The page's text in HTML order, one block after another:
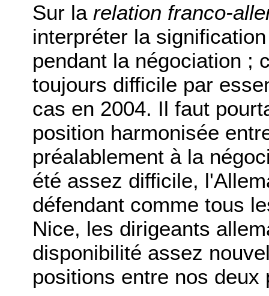
Sur la relation franco-
interpréter la
pendant la négociation ;
toujours difficile par
cas en 2004. Il faut
position harmonisée
préalablement à la
été assez difficile,
défendant comme tous
Nice, les dirigeants
disponibilité assez
positions entre nos deux